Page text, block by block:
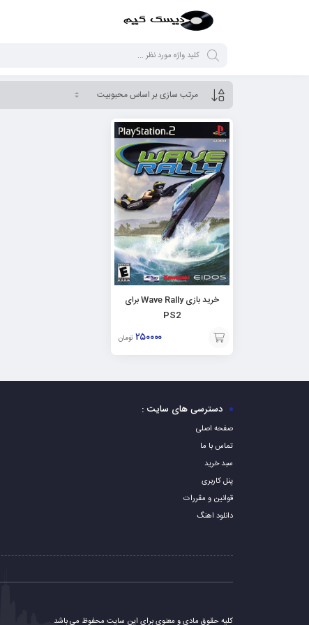
خانه/ محصولات برچسب خورده “خرید پستی بازی Wave Rally”
خرید پستی بازی Wave Rally
خرید بازی Wave Rally برای
PS2
۲۵۰۰۰۰ تومان
افزودن
به
دسترسی های سایت :
صفحه اصلی
تماس با ما
سبد خرید
پنل کاربری
قوانین و مقررات
دانلود اهنگ
کلیه حقوق مادی و معنوی برای این سایت محفوظ می باشد